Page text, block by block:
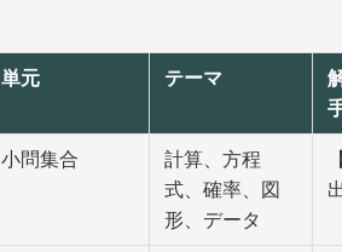
単元 テーマ
小問集合
計算、方程
式、確率、図
形、データ